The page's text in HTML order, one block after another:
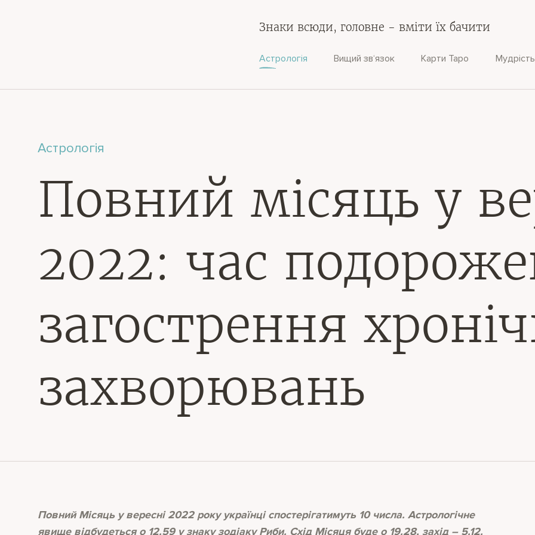
Знаки всюди, головне - вміти їх бачити
Астрологія Вищий зв‘язок Карти Таро
Астрологія
Повний місяць у
2022: час
загострення
захворювань
Повний Місяць у вересні 2022 року українці спостерігатимуть 10 числа. Астрологічне
явище відбудеться о 12.59 у знаку зодіаку Риби. Схід Місяця буде о 19.28, захід – 5.12.